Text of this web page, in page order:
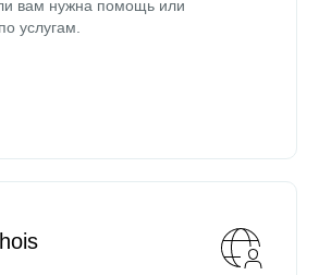
вам нужна помощь или
услугам.